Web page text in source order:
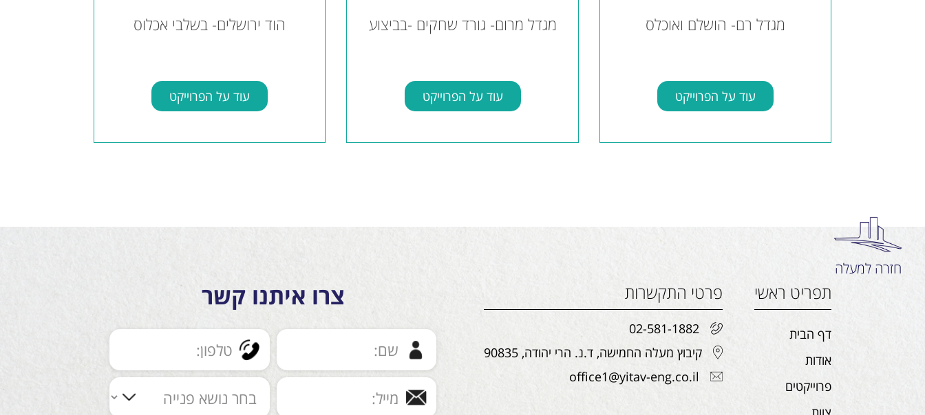
מגדל רם- הושלם ואוכלס
עוד על הפרוייקט
מגדל מרום- גורד שחקים -בביצוע
עוד על הפרוייקט
הוד ירושלים- בשלבי אכלוס
עוד על הפרוייקט
חזרה למעלה
תפריט ראשי
דף הבית
אודות
פרוייקטים
פרטי התקשרות
02-581-1882
קיבוץ מעלה החמישה, ד.נ. הרי יהודה, 90835
office1@yitav-eng.co.il
צרו איתנו קשר